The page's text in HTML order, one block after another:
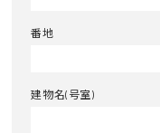
番地
建物名(号室)